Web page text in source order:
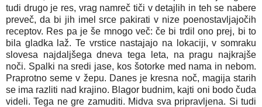
tudi drugo je res, vrag namreč tiči v detajlih in teh se nabere
preveč, da bi jih imel srce pakirati v nize poenostavljajočih
receptov. Res pa je še mnogo več: če bi trdil ono prej, bi to
bila gladka laž. Te vrstice nastajajo na lokaciji, v somraku
slovesa najdaljšega dneva tega leta, na pragu najkrajše
noči. Spalki na sredi jase, kos šotorke med nama in nebom.
Praprotno seme v žepu. Danes je kresna noč, magija starih
se ima razliti nad krajino. Blagor budnim, kajti oni bodo čuda
videli. Tega ne gre zamuditi. Midva sva pripravljena. Si tudi